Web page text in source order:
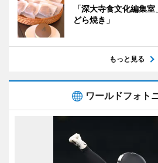
「深大寺食文化編集
どら焼き」
もっと見る
ワールドフォト